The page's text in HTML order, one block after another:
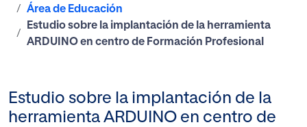
Área de Educación
Estudio sobre la implantación de la herramienta
ARDUINO en centro de Formación Profesional
Estudio sobre la implantación de la
herramienta ARDUINO en centro de